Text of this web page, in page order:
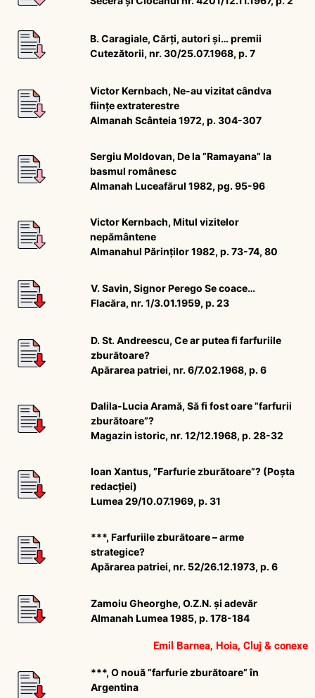
B. Caragiale, Cărți, autori și… premii
Cutezătorii, nr. 30/25.07.1968, p. 7
Victor Kernbach, Ne-au vizitat cândva
ființe extraterestre
Almanah Scânteia 1972, p. 304-307
Sergiu Moldovan, De la ”Ramayana” la
basmul românesc
Almanah Luceafărul 1982, pg. 95-96
Victor Kernbach, Mitul vizitelor
nepământene
Almanahul Părinților 1982, p. 73-74, 80
V. Savin, Signor Perego Se coace…
Flacăra, nr. 1/3.01.1959, p. 23
D. St. Andreescu, Ce ar putea fi farfuriile
zburătoare?
Apărarea patriei, nr. 6/7.02.1968, p. 6
Dalila-Lucia Aramă, Să fi fost oare ”farfurii
zburătoare”?
Magazin istoric, nr. 12/12.1968, p. 28-32
Ioan Xantus, ”Farfurie zburătoare”? (Poșta
redacției)
Lumea 29/10.07.1969, p. 31
***, Farfuriile zburătoare – arme
strategice?
Apărarea patriei, nr. 52/26.12.1973, p. 6
Zamoiu Gheorghe, O.Z.N. și adevăr
Almanah Lumea 1985, p. 178-184
Emil Barnea, Hoia, Cluj & conexe
***, O nouă ”farfurie zburătoare” în
Argentina